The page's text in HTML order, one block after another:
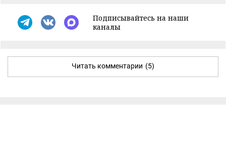
Подписывайтесь на наши
каналы
Читать комментарии (5)